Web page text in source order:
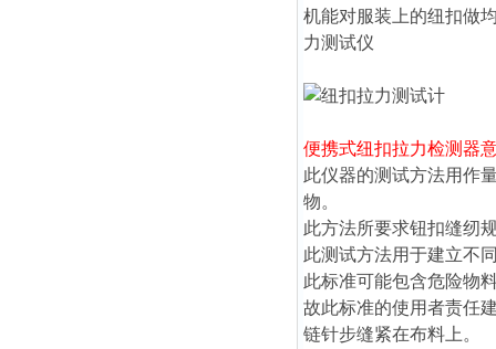
机能对服装上的纽扣做
力测试仪
便携式纽扣拉力检测器
此仪器的测试方法用作
物。
此方法所要求钮扣缝纫
此测试方法用于建立不
此标准可能包含危险物
故此标准的使用者责任
链针步缝紧在布料上。